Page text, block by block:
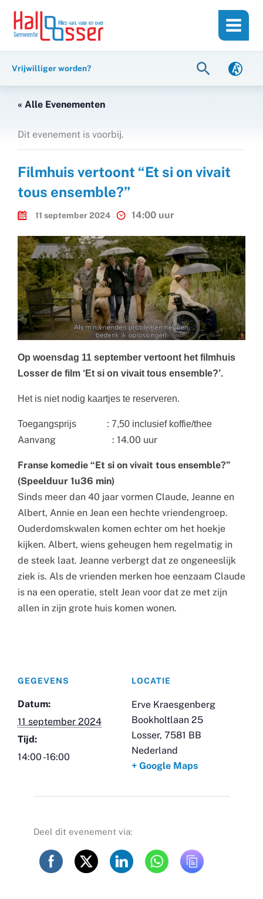
inhoud
naar
Vrijwilliger worden? Zoeken
« Alle Evenementen
Dit evenement is voorbij.
Filmhuis vertoont “Et si on vivait
tous ensemble?”
11 september 2024 14:00 uur
Op woensdag 11 september vertoont het filmhuis
Losser de film ‘Et si on vivait tous ensemble?’.
Het is niet nodig kaartjes te reserveren.
Toegangsprijs : 7,50 inclusief koffie/thee
Aanvang : 14.00 uur
Franse komedie “Et si on vivait tous ensemble?”
(Speelduur 1u36 min)
Sinds meer dan 40 jaar vormen Claude, Jeanne en
Albert, Annie en Jean een hechte vriendengroep.
Ouderdomskwalen komen echter om het hoekje
kijken. Albert, wiens geheugen hem regelmatig in
de steek laat. Jeanne verbergt dat ze ongeneeslijk
ziek is. Als de vrienden merken hoe eenzaam Claude
is na een operatie, stelt Jean voor dat ze met zijn
allen in zijn grote huis komen wonen.
GEGEVENS
Datum:
11 september 2024
Tijd:
14:00 -16:00
LOCATIE
Erve Kraesgenberg
Bookholtlaan 25
Losser, 7581 BB
Nederland
+ Google Maps
Deel dit evenement via: